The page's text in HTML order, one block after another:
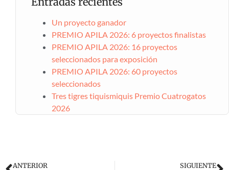
Un proyecto ganador
PREMIO APILA 2026: 6 proyectos finalistas
PREMIO APILA 2026: 16 proyectos
seleccionados para exposición
PREMIO APILA 2026: 60 proyectos
seleccionados
Tres tigres tiquismiquis Premio Cuatrogatos
2026
ANTERIOR SIGUIENTE